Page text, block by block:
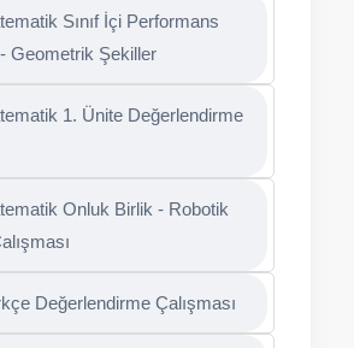
Sınıf İçi Performans
- Geometrik Şekiller
1. Ünite Değerlendirme
Onluk Birlik - Robotik
Değerlendirme Çalışması